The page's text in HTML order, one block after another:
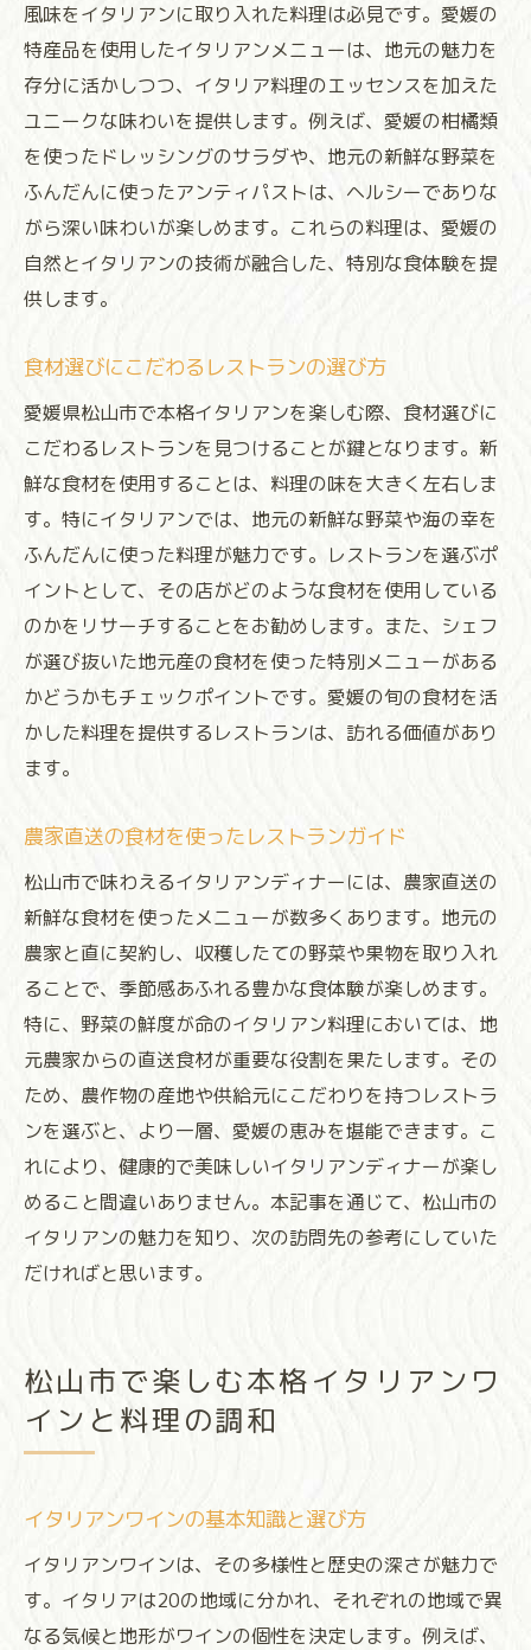
風味をイタリアンに取り入れた料理は必見です。愛媛の
特産品を使用したイタリアンメニューは、地元の魅力を
存分に活かしつつ、イタリア料理のエッセンスを加えた
ユニークな味わいを提供します。例えば、愛媛の柑橘類
を使ったドレッシングのサラダや、地元の新鮮な野菜を
ふんだんに使ったアンティパストは、ヘルシーでありな
がら深い味わいが楽しめます。これらの料理は、愛媛の
自然とイタリアンの技術が融合した、特別な食体験を提
供します。
食材選びにこだわるレストランの選び方
愛媛県松山市で本格イタリアンを楽しむ際、食材選びに
こだわるレストランを見つけることが鍵となります。新
鮮な食材を使用することは、料理の味を大きく左右しま
す。特にイタリアンでは、地元の新鮮な野菜や海の幸を
ふんだんに使った料理が魅力です。レストランを選ぶポ
イントとして、その店がどのような食材を使用している
のかをリサーチすることをお勧めします。また、シェフ
が選び抜いた地元産の食材を使った特別メニューがある
かどうかもチェックポイントです。愛媛の旬の食材を活
かした料理を提供するレストランは、訪れる価値があり
ます。
農家直送の食材を使ったレストランガイド
松山市で味わえるイタリアンディナーには、農家直送の
新鮮な食材を使ったメニューが数多くあります。地元の
農家と直に契約し、収穫したての野菜や果物を取り入れ
ることで、季節感あふれる豊かな食体験が楽しめます。
特に、野菜の鮮度が命のイタリアン料理においては、地
元農家からの直送食材が重要な役割を果たします。その
ため、農作物の産地や供給元にこだわりを持つレストラ
ンを選ぶと、より一層、愛媛の恵みを堪能できます。こ
れにより、健康的で美味しいイタリアンディナーが楽し
めること間違いありません。本記事を通じて、松山市の
イタリアンの魅力を知り、次の訪問先の参考にしていた
だければと思います。
松山市で楽しむ本格イタリアンワ
インと料理の調和
イタリアンワインの基本知識と選び方
イタリアンワインは、その多様性と歴史の深さが魅力で
す。イタリアは20の地域に分かれ、それぞれの地域で異
なる気候と地形がワインの個性を決定します。例えば、